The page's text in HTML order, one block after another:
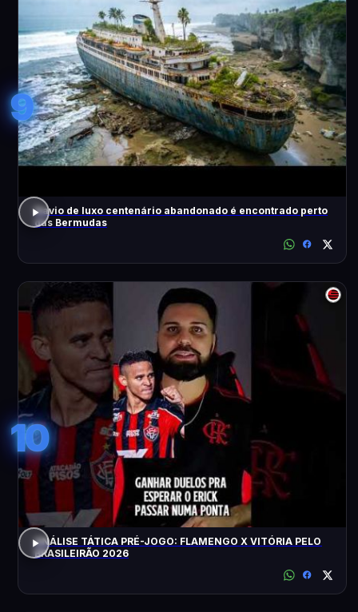
9
Navio de luxo centenário abandonado é encontrado perto
das Bermudas
10
ANÁLISE TÁTICA PRÉ-JOGO: FLAMENGO X VITÓRIA PELO
BRASILEIRÃO 2026